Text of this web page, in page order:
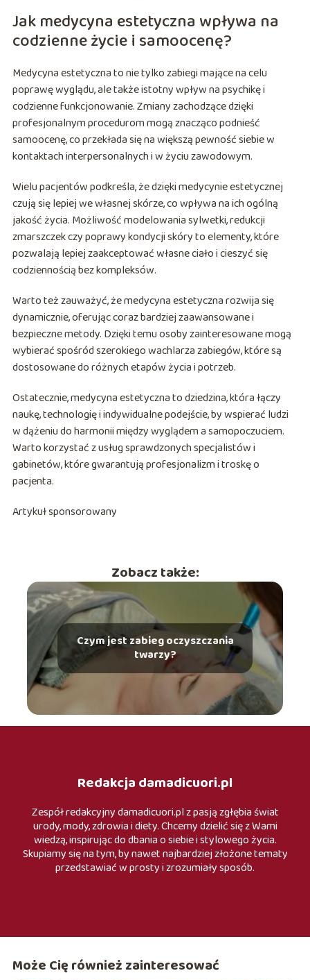
Jak medycyna estetyczna wpływa na
codzienne życie i samoocenę?
Medycyna estetyczna to nie tylko zabiegi mające na celu
poprawę wyglądu, ale także istotny wpływ na psychikę i
codzienne funkcjonowanie. Zmiany zachodzące dzięki
profesjonalnym procedurom mogą znacząco podnieść
samoocenę, co przekłada się na większą pewność siebie w
kontaktach interpersonalnych i w życiu zawodowym.
Wielu pacjentów podkreśla, że dzięki medycynie estetycznej
czują się lepiej we własnej skórze, co wpływa na ich ogólną
jakość życia. Możliwość modelowania sylwetki, redukcji
zmarszczek czy poprawy kondycji skóry to elementy, które
pozwalają lepiej zaakceptować własne ciało i cieszyć się
codziennością bez kompleksów.
Warto też zauważyć, że medycyna estetyczna rozwija się
dynamicznie, oferując coraz bardziej zaawansowane i
bezpieczne metody. Dzięki temu osoby zainteresowane mogą
wybierać spośród szerokiego wachlarza zabiegów, które są
dostosowane do różnych etapów życia i potrzeb.
Ostatecznie, medycyna estetyczna to dziedzina, która łączy
naukę, technologię i indywidualne podejście, by wspierać ludzi
w dążeniu do harmonii między wyglądem a samopoczuciem.
Warto korzystać z usług sprawdzonych specjalistów i
gabinetów, które gwarantują profesjonalizm i troskę o
pacjenta.
Artykuł sponsorowany
Zobacz także:
Czym jest zabieg oczyszczania
twarzy?
Redakcja damadicuori.pl
Zespół redakcyjny damadicuori.pl z pasją zgłębia świat
urody, mody, zdrowia i diety. Chcemy dzielić się z Wami
wiedzą, inspirując do dbania o siebie i stylowego życia.
Skupiamy się na tym, by nawet najbardziej złożone tematy
przedstawiać w prosty i zrozumiały sposób.
Może Cię również zainteresować